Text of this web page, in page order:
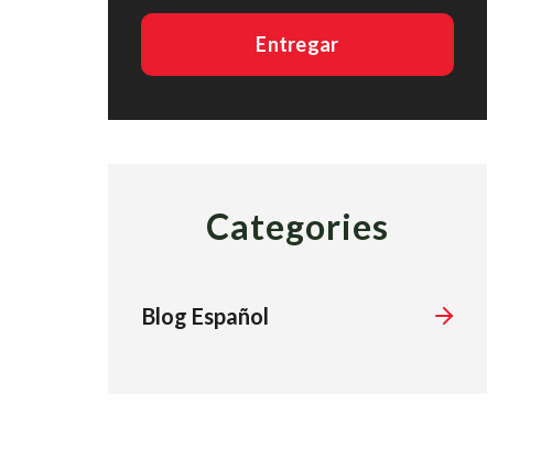
Categories
Blog Español